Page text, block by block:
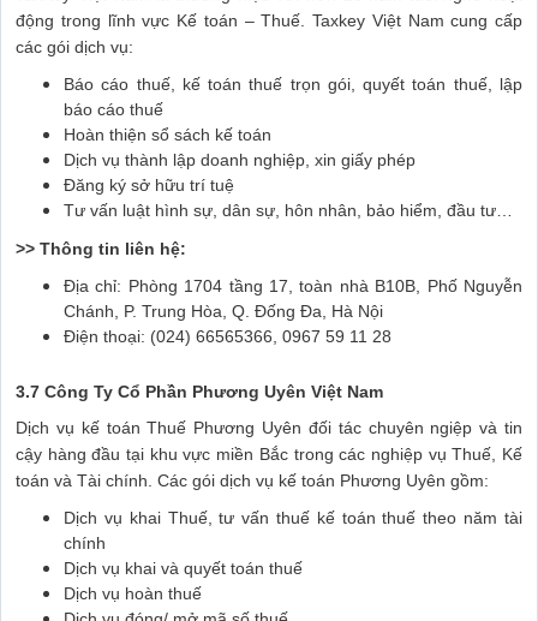
động trong lĩnh vực Kế toán – Thuế. Taxkey Việt Nam cung cấp
các gói dịch vụ:
Báo cáo thuế, kế toán thuế trọn gói, quyết toán thuế, lập
báo cáo thuế
Hoàn thiện sổ sách kế toán
Dịch vụ thành lập doanh nghiệp, xin giấy phép
Đăng ký sở hữu trí tuệ
Tư vấn luật hình sự, dân sự, hôn nhân, bảo hiểm, đầu tư…
>> Thông tin liên hệ:
Địa chỉ: Phòng 1704 tầng 17, toàn nhà B10B, Phố Nguyễn
Chánh, P. Trung Hòa, Q. Đống Đa, Hà Nội
Điện thoại: (024) 66565366, 0967 59 11 28
3.7 Công Ty Cổ Phần Phương Uyên Việt Nam
Dịch vụ kế toán Thuế Phương Uyên đối tác chuyên ngiệp và tin
cậy hàng đầu tại khu vực miền Bắc trong các nghiệp vụ Thuế, Kế
toán và Tài chính. Các gói dịch vụ kế toán Phương Uyên gồm:
Dịch vụ khai Thuế, tư vấn thuế kế toán thuế theo năm tài
chính
Dịch vụ khai và quyết toán thuế
Dịch vụ hoàn thuế